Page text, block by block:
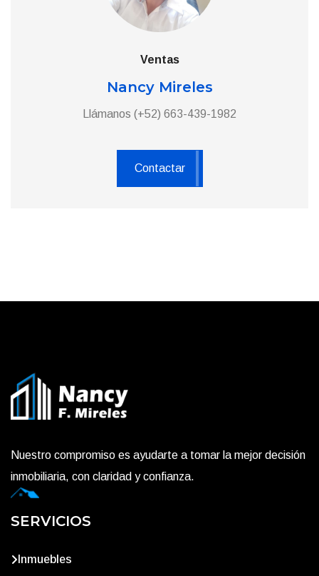
Ventas
Nancy Mireles
Llámanos (+52) 663-439-1982
Contactar
Nuestro compromiso es ayudarte a tomar la mejor decisión
inmobiliaria, con claridad y confianza.
SERVICIOS
Inmuebles